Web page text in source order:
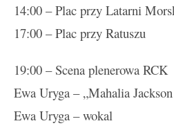
14:00 – Plac przy Latarni
17:00 – Plac przy Ratuszu
19:00 – Scena plenerowa RCK
Ewa Uryga – „Mahalia
Ewa Uryga – wokal